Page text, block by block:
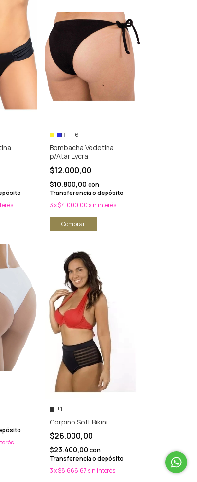
+6
Bombacha Vedetina
p/Atar Lycra
$12.000,00
$10.800,00 con
Transferencia o depósito
3x$4.000,00 sin interés
Comprar
+1
Corpiño Soft Bikini
$26.000,00
$23.400,00 con
Transferencia o depósito
3x$8.666,67 sin interés